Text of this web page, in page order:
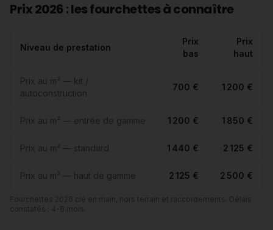
Prix 2026 : les fourchettes à connaître
Niveau de prestation
Prix
bas
Prix
haut
Prix au m² — kit /
autoconstruction
700 € 1 200 €
Prix au m² — entrée de gamme 1 200 € 1 850 €
Prix au m² — standard 1 440 € 2 125 €
Prix au m² — haut de gamme 2 125 € 2 500 €
Fourchettes 2026 clé en main, hors terrain et raccordements. Délais
constatés : 4-8 mois.